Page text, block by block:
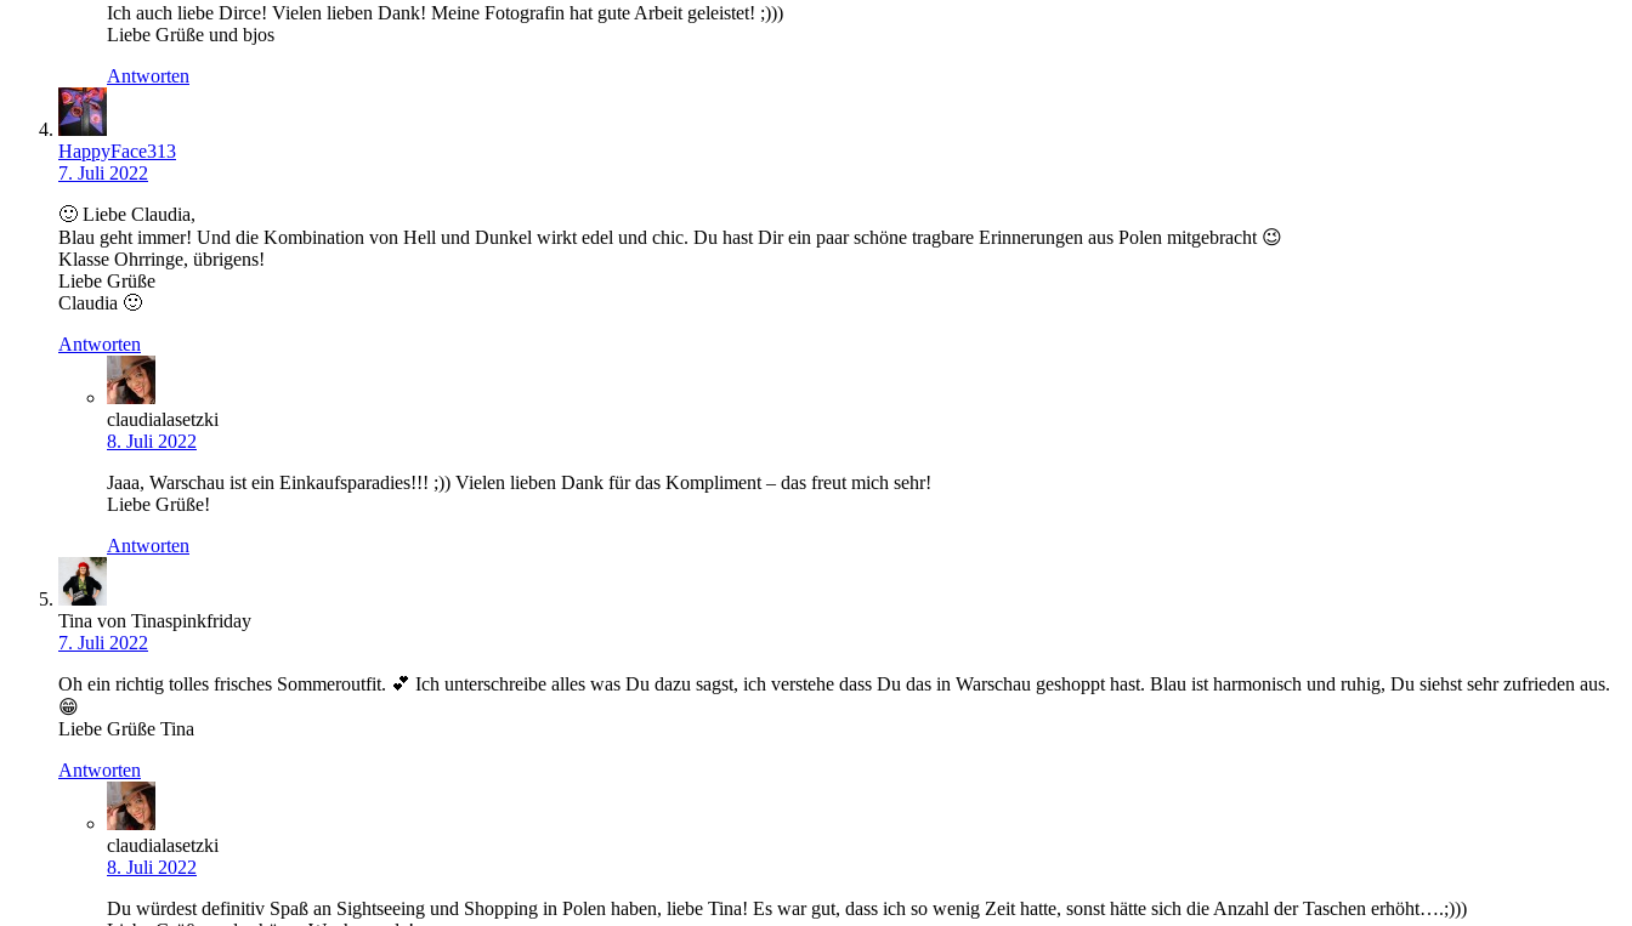
Ich auch liebe Dirce! Vielen lieben Dank! Meine Fotografin hat gute Arbeit geleistet! ;)))
Liebe Grüße und bjos
Antworten
HappyFace313
7. Juli 2022
🙂 Liebe Claudia,
Blau geht immer! Und die Kombination von Hell und Dunkel wirkt edel und chic. Du hast Dir ein paar schöne tragbare Erinnerungen aus Polen mitgebracht 😉
Klasse Ohrringe, übrigens!
Liebe Grüße
Claudia 🙂
Antworten
claudialasetzki
8. Juli 2022
Jaaa, Warschau ist ein Einkaufsparadies!!! ;)) Vielen lieben Dank für das Kompliment – das freut mich sehr!
Liebe Grüße!
Antworten
Tina von Tinaspinkfriday
7. Juli 2022
Oh ein richtig tolles frisches Sommeroutfit. 💕 Ich unterschreibe alles was Du dazu sagst, ich verstehe dass Du das in Warschau geshoppt hast. Blau ist harmonisch und ruhig, Du siehst sehr zufrieden aus.
😁
Liebe Grüße Tina
Antworten
claudialasetzki
8. Juli 2022
Du würdest definitiv Spaß an Sightseeing und Shopping in Polen haben, liebe Tina! Es war gut, dass ich so wenig Zeit hatte, sonst hätte sich die Anzahl der Taschen erhöht….;)))